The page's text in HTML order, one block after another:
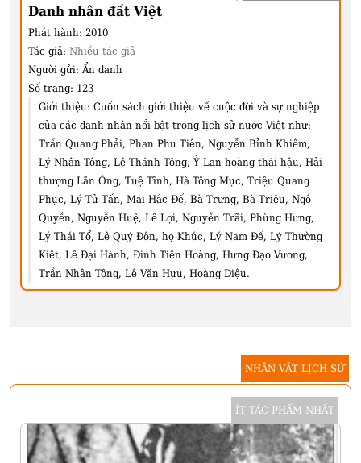
Danh nhân đất Việt
Phát hành: 2010
Tác giả: Nhiều tác giả
Người gửi: Ẩn danh
Số trang: 123
Giới thiệu: Cuốn sách giới thiệu về cuộc đời và sự nghiệp
của các danh nhân nổi bật trong lịch sử nước Việt như:
Trần Quang Phải, Phan Phu Tiên, Nguyễn Bỉnh Khiêm,
Lý Nhân Tông, Lê Thánh Tông, Ỷ Lan hoàng thái hậu, Hải
thượng Lãn Ông, Tuệ Tĩnh, Hà Tông Mục, Triệu Quang
Phục, Lý Tử Tấn, Mai Hắc Đế, Bà Trưng, Bà Triệu, Ngô
Quyền, Nguyễn Huệ, Lê Lợi, Nguyễn Trãi, Phùng Hưng,
Lý Thái Tổ, Lê Quý Đôn, họ Khúc, Lý Nam Đế, Lý Thường
Kiệt, Lê Đại Hành, Đinh Tiên Hoàng, Hưng Đạo Vương,
Trần Nhân Tông, Lê Văn Hưu, Hoàng Diệu.
NHÂN VẬT LỊCH SỬ
ÍT TÁC PHẨM NHẤT